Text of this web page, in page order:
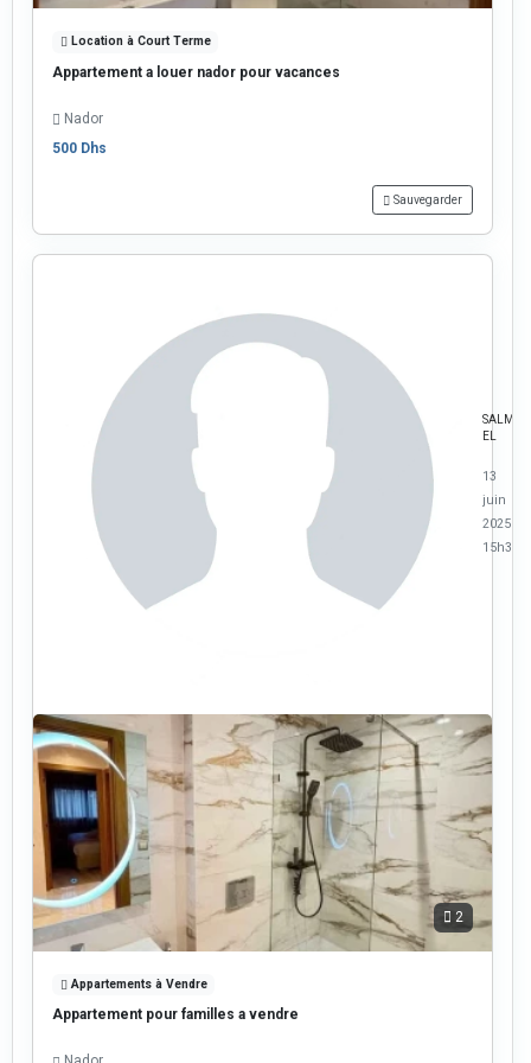
Location à Court Terme
Appartement a louer nador pour vacances
Nador
500 Dhs
Sauvegarder
SALMA
EL
13
juin
2025 à
15h38
2
Appartements à Vendre
Appartement pour familles a vendre